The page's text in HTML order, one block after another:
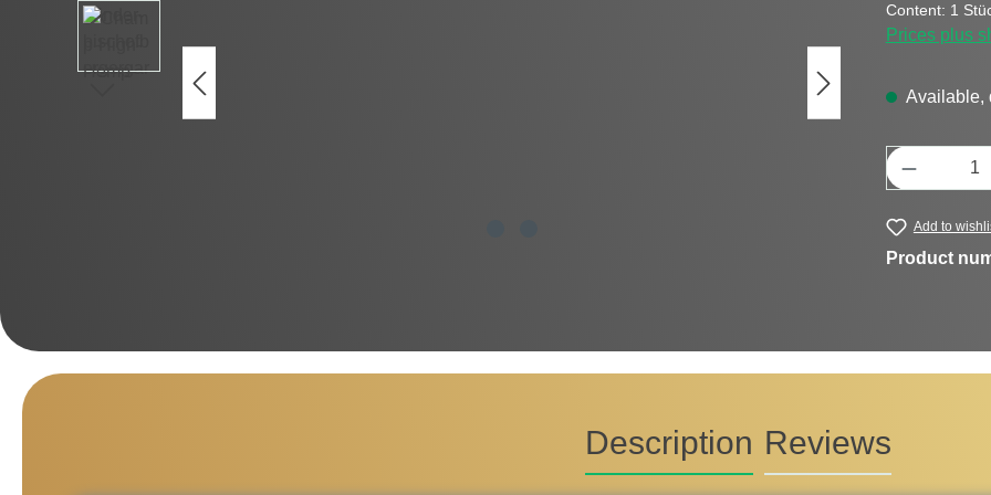
Content: 1
Prices plus
Available,
Product
Add to
Product
Description Reviews